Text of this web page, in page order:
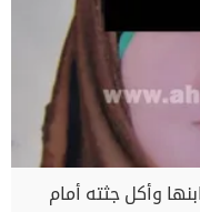
وأكل جثته أمام